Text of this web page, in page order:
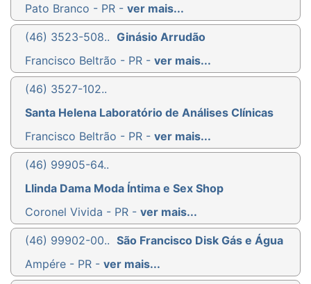
Pato Branco - PR - ver mais...
(46) 3523-508.. Ginásio Arrudão
Francisco Beltrão - PR - ver mais...
(46) 3527-102..
Santa Helena Laboratório de Análises Clínicas
Francisco Beltrão - PR - ver mais...
(46) 99905-64..
Llinda Dama Moda Íntima e Sex Shop
Coronel Vivida - PR - ver mais...
(46) 99902-00.. São Francisco Disk Gás e Água
Ampére - PR - ver mais...